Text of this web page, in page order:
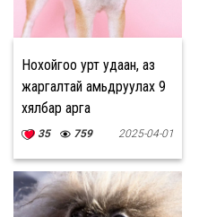
Нохойгоо урт удаан, аз
жаргалтай амьдруулах 9
хялбар арга
35 759 2025-04-01